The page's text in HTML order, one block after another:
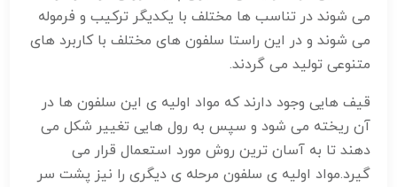
می شوند در تناسب ها مختلف با یکدیگر ترکیب و فرموله
می شوند و در این راستا سلفون های مختلف با کاربرد های
متنوعی تولید می گردند.
قیف هایی وجود دارند که مواد اولیه ی این سلفون ها در
آن ریخته می شود و سپس به رول هایی تغییر شکل می
دهند تا به آسان ترین روش مورد استعمال قرار می
گیرد.مواد اولیه ی سلفون مرحله ی دیگری را نیز پشت سر